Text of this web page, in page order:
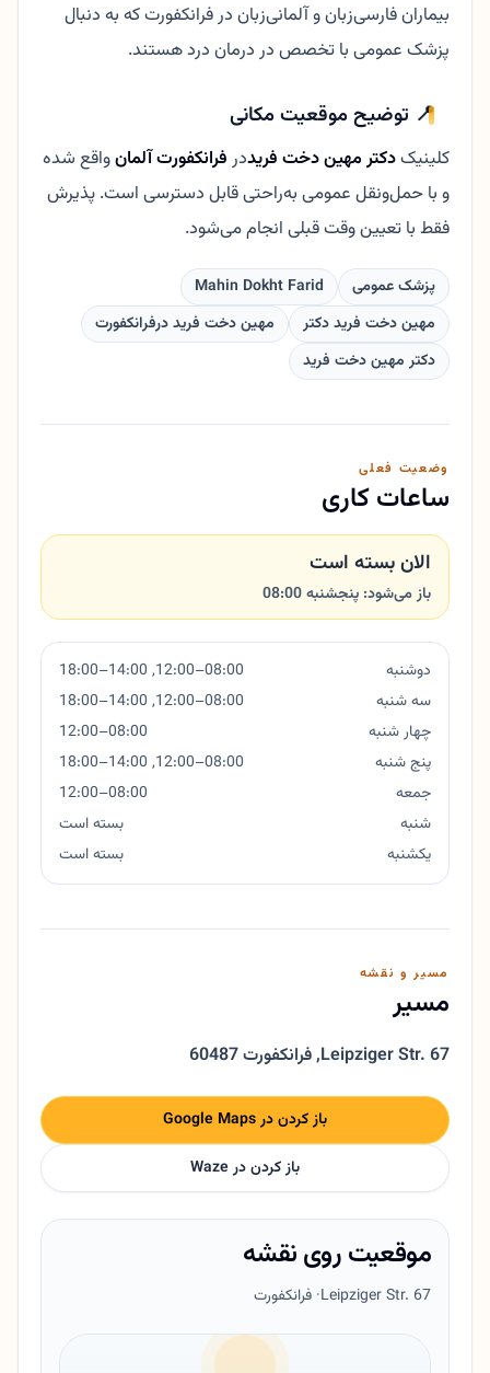
بیماران فارسی‌زبان و آلمانی‌زبان در فرانکفورت که به دنبال
پزشک عمومی با تخصص در درمان درد هستند.
📍 توضیح موقعیت مکانی
کلینیکدکتر مهین دخت فریددرفرانکفورت آلمانواقع شده
و با حمل‌ونقل عمومی به‌راحتی قابل دسترسی است. پذیرش
فقط با تعیین وقت قبلی انجام می‌شود.
پزشک عمومی
Mahin Dokht Farid
مهین دخت فرید دکتر
مهین دخت فرید درفرانکفورت
دکتر مهین دخت فرید
وضعیت فعلی
ساعات کاری
الان بسته است
باز می‌شود: پنجشنبه 08:00
دوشنبه
08:00–12:00, 14:00–18:00
سه شنبه
08:00–12:00, 14:00–18:00
چهار شنبه
08:00–12:00
پنج شنبه
08:00–12:00, 14:00–18:00
جمعه
08:00–12:00
شنبه
بسته است
یکشنبه
بسته است
مسیر و نقشه
مسیر
Leipziger Str. 67
,60487 فرانکفورت
باز کردن در Google Maps
باز کردن در Waze
موقعیت روی نقشه
Leipziger Str. 67· فرانکفورت